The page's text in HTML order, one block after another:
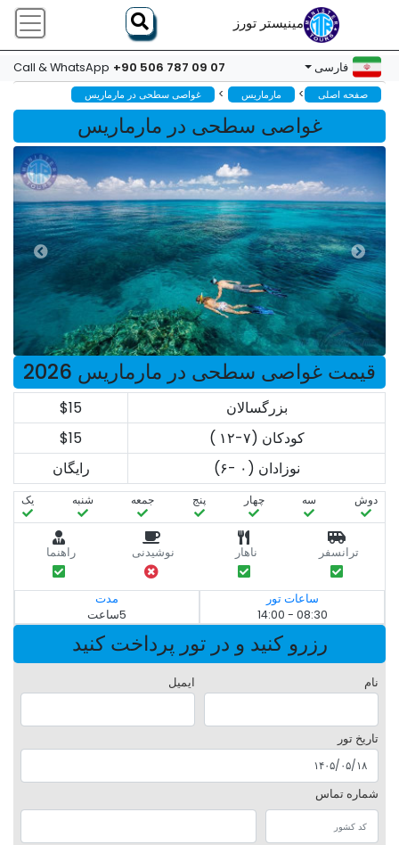
مینیستر تورز
فارسی Call & WhatsApp +90 506 787 09 07
صفحه اصلی > مارماریس > غواصی سطحی در مارماریس
غواصی سطحی در مارماریس
قیمت غواصی سطحی در مارماریس 2026
بزرگسالان
$15
کودکان (۷-۱۲ )
$15
نوزادان (۰ -۶)
رایگان
دوش سه‌ چهار پنج جمعه شنبه یک
ترانسفر ناهار نوشیدنی راهنما
ساعات تور
08:30 - 14:00
مدت
5ساعت
رزرو کنید و در تور پرداخت کنید
نام ایمیل
تاریخ تور
شماره تماس